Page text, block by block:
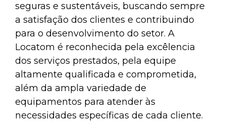
seguras e sustentáveis, buscando sempre
a satisfação dos clientes e contribuindo
para o desenvolvimento do setor. A
Locatom é reconhecida pela excêlencia
dos serviços prestados, pela equipe
altamente qualificada e comprometida,
além da ampla variedade de
equipamentos para atender às
necessidades específicas de cada cliente.